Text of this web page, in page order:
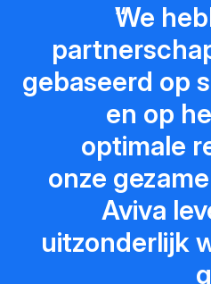
We
gebaseerd op
en op
optimale
onze
Aviva
uitzonderlijk